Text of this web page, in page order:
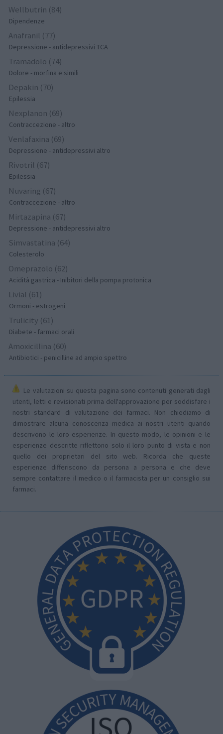
Wellbutrin (84)
Dipendenze
Anafranil (77)
Depressione - antidepressivi TCA
Tramadolo (74)
Dolore - morfina e simili
Depakin (70)
Epilessia
Nexplanon (69)
Contraccezione - altro
Venlafaxina (69)
Depressione - antidepressivi altro
Rivotril (67)
Epilessia
Nuvaring (67)
Contraccezione - altro
Mirtazapina (67)
Depressione - antidepressivi altro
Simvastatina (64)
Colesterolo
Omeprazolo (62)
Acidità gastrica - Inibitori della pompa protonica
Livial (61)
Ormoni - estrogeni
Trulicity (61)
Diabete - farmaci orali
Amoxicillina (60)
Antibiotici - penicilline ad ampio spettro
Le valutazioni su questa pagina sono contenuti generati dagli
utenti, letti e revisionati prima dell'approvazione per soddisfare i
nostri standard di valutazione dei farmaci. Non chiediamo di
dimostrare alcuna conoscenza medica ai nostri utenti quando
descrivono le loro esperienze. In questo modo, le opinioni e le
esperienze descritte riflettono solo il loro punto di vista e non
quello dei proprietari del sito web. Ricorda che queste
esperienze differiscono da persona a persona e che deve
sempre contattare il medico o il farmacista per un consiglio sui
farmaci.